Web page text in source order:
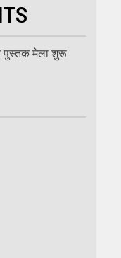
पुस्तक मेला शुरू